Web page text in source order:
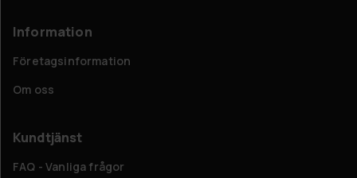
Information
Företagsinformation
Om oss
Kundtjänst
FAQ - Vanliga frågor